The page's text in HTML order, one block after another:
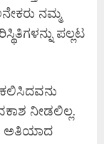
ನಮ್ಮ
ಪಲ್ಲಟ
ಕಲಿಸಿದವನು
ನೀಡಲಿಲ್ಲ.
ಅತಿಯಾದ